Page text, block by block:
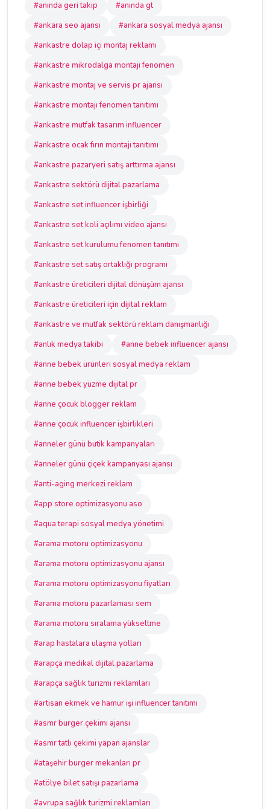
#anında geri takip
#anında gt
#ankara seo ajansı
#ankara sosyal medya ajansı
#ankastre dolap içi montaj reklamı
#ankastre mikrodalga montajı fenomen
#ankastre montaj ve servis pr ajansı
#ankastre montajı fenomen tanıtımı
#ankastre mutfak tasarım influencer
#ankastre ocak fırın montajı tanıtımı
#ankastre pazaryeri satış arttırma ajansı
#ankastre sektörü dijital pazarlama
#ankastre set influencer işbirliği
#ankastre set koli açılımı video ajansı
#ankastre set kurulumu fenomen tanıtımı
#ankastre set satış ortaklığı programı
#ankastre üreticileri dijital dönüşüm ajansı
#ankastre üreticileri için dijital reklam
#ankastre ve mutfak sektörü reklam danışmanlığı
#anlık medya takibi
#anne bebek influencer ajansı
#anne bebek ürünleri sosyal medya reklam
#anne bebek yüzme dijital pr
#anne çocuk blogger reklam
#anne çocuk influencer işbirlikleri
#anneler günü butik kampanyaları
#anneler günü çiçek kampanyası ajansı
#anti-aging merkezi reklam
#app store optimizasyonu aso
#aqua terapi sosyal medya yönetimi
#arama motoru optimizasyonu
#arama motoru optimizasyonu ajansı
#arama motoru optimizasyonu fiyatları
#arama motoru pazarlaması sem
#arama motoru sıralama yükseltme
#arap hastalara ulaşma yolları
#arapça medikal dijital pazarlama
#arapça sağlık turizmi reklamları
#artisan ekmek ve hamur işi influencer tanıtımı
#asmr burger çekimi ajansı
#asmr tatlı çekimi yapan ajanslar
#ataşehir burger mekanları pr
#atölye bilet satışı pazarlama
#avrupa sağlık turizmi reklamları